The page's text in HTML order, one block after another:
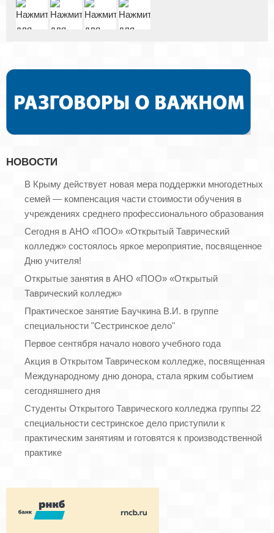
НОВОСТИ
В Крыму действует новая мера поддержки многодетных
семей — компенсация части стоимости обучения в
учреждениях среднего профессионального образования
Сегодня в АНО «ПОО» «Открытый Таврический
колледж» состоялось яркое мероприятие, посвященное
Дню учителя!
Открытые занятия в АНО «ПОО» «Открытый
Таврический колледж»
Практическое занятие Баучкина В.И. в группе
специальности "Сестринское дело"
Первое сентября начало нового учебного года
Акция в Открытом Таврическом колледже, посвященная
Международному дню донора, стала ярким событием
сегодняшнего дня
Студенты Открытого Таврического колледжа группы 22
специальности сестринское дело приступили к
практическим занятиям и готовятся к производственной
практике